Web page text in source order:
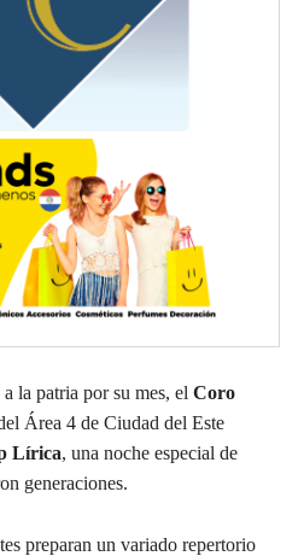
la patria por su mes, el Coro
Área 4 de Ciudad del Este
Lírica, una noche especial de
generaciones.
preparan un variado repertorio